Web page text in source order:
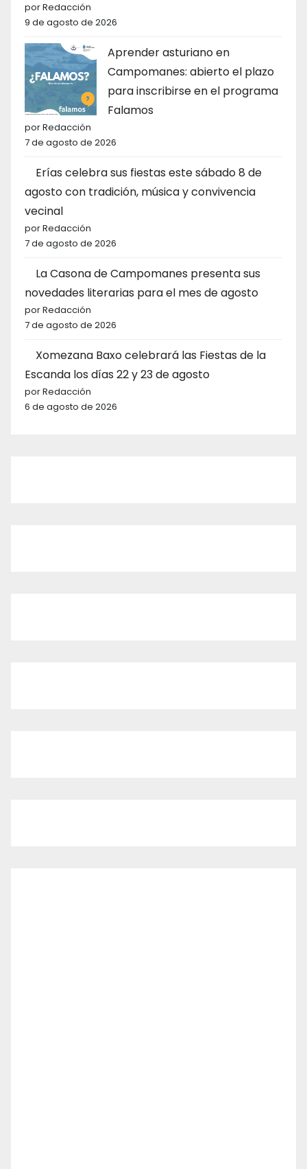
por Redacción
9 de agosto de 2026
Aprender asturiano en
Campomanes: abierto el plazo
para inscribirse en el programa
Falamos
por Redacción
7 de agosto de 2026
Erías celebra sus fiestas este sábado 8 de
agosto con tradición, música y convivencia
vecinal
por Redacción
7 de agosto de 2026
La Casona de Campomanes presenta sus
novedades literarias para el mes de agosto
por Redacción
7 de agosto de 2026
Xomezana Baxo celebrará las Fiestas de la
Escanda los días 22 y 23 de agosto
por Redacción
6 de agosto de 2026